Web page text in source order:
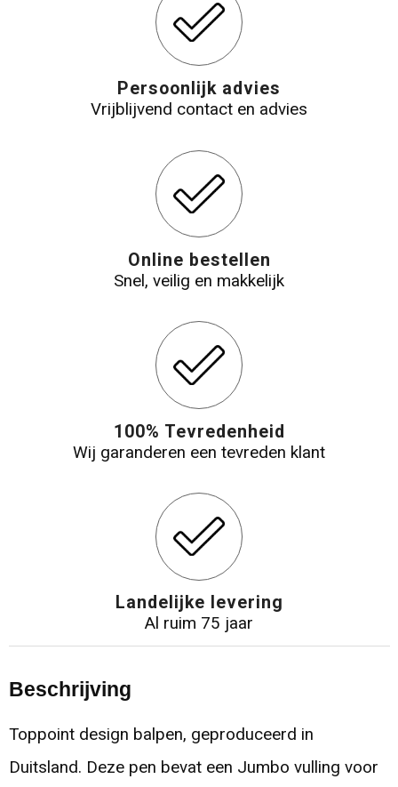
Persoonlijk advies
Vrijblijvend contact en advies
Online bestellen
Snel, veilig en makkelijk
100% Tevredenheid
Wij garanderen een tevreden klant
Landelijke levering
Al ruim 75 jaar
Beschrijving
Toppoint design balpen, geproduceerd in
Duitsland. Deze pen bevat een Jumbo vulling voor